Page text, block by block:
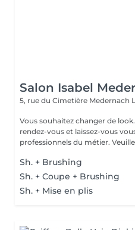
Salon Isabel
5, rue du Cimetière Medernach
Vous souhaitez changer de
rendez-vous et laissez-vous
professionnels du
Sh. + Brushing
Sh. + Coupe + Brushing
Sh. + Mise en plis